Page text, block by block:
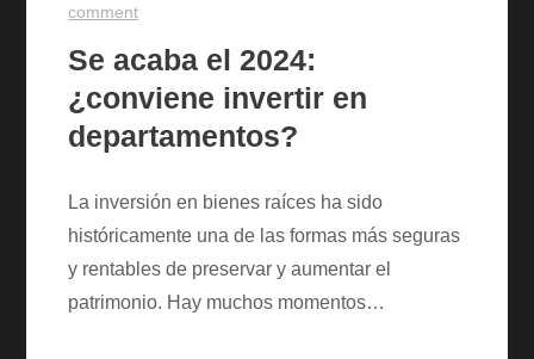
comment
Se acaba el 2024:
¿conviene invertir en
departamentos?
La inversión en bienes raíces ha sido
históricamente una de las formas más seguras
y rentables de preservar y aumentar el
patrimonio. Hay muchos momentos…